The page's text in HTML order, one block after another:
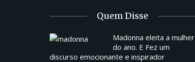
Quem Disse
Madonna eleita a mulher
do ano. E Fez um
discurso emocionante e inspirador